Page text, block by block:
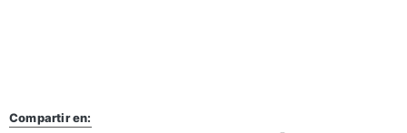
Compartir en: